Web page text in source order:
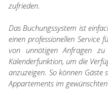
zufrieden.
Das Buchungssystem ist
einen professionellen Service
von unnötigen Anfragen
Kalenderfunktion, um die
anzuzeigen. So können Gäste
Appartements im